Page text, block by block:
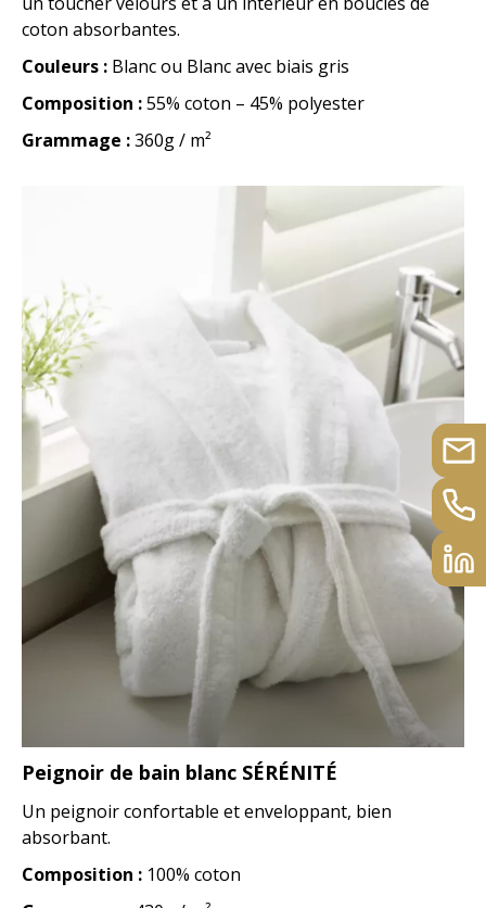
coton absorbantes.
Couleurs : Blanc ou Blanc avec biais gris
Composition :55% coton – 45% polyester
Grammage :360g / m²
Peignoir de bain blanc SÉRÉNITÉ
Un peignoir confortable et enveloppant, bien
absorbant.
Composition : 100% coton